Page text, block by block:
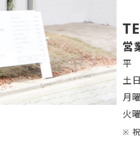
営
平
土
月
火
※ 祝